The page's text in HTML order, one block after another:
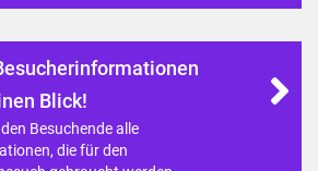
Blick!
Besuchende alle
die für den